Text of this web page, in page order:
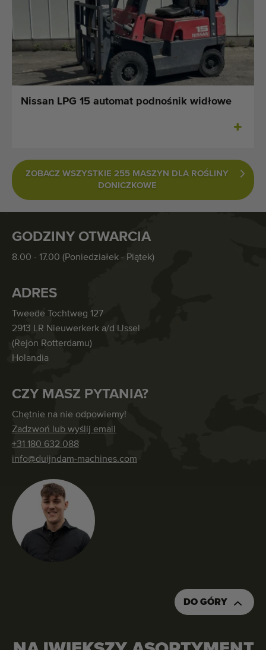
Nissan LPG 15 automat podnośnik widłowe
ZOBACZ WSZYSTKIE 255 MASZYN DLA ROŚLINY
DONICZKOWE
GODZINY OTWARCIA
8.00 - 17.00 (Poniedziałek - Piątek)
ADRES
Tweede Tochtweg 127
2913 LR Nieuwerkerk a/d IJssel
(Rejon Rotterdamu)
Holandia
CZY MASZ PYTANIA?
Chętnie na nie odpowiemy!
Zadzwoń lub wyślij email
+31 180 632 088
info@duijndam-machines.com
DO GÓRY